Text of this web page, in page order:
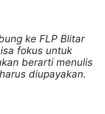
ke FLP Blitar
fokus untuk
berarti menulis
diupayakan.